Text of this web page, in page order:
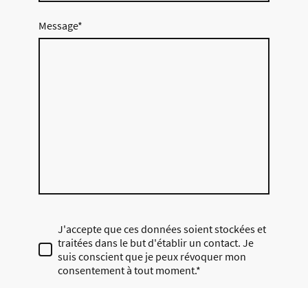
Message*
J'accepte que ces données soient stockées et
traitées dans le but d'établir un contact. Je
suis conscient que je peux révoquer mon
consentement à tout moment.*